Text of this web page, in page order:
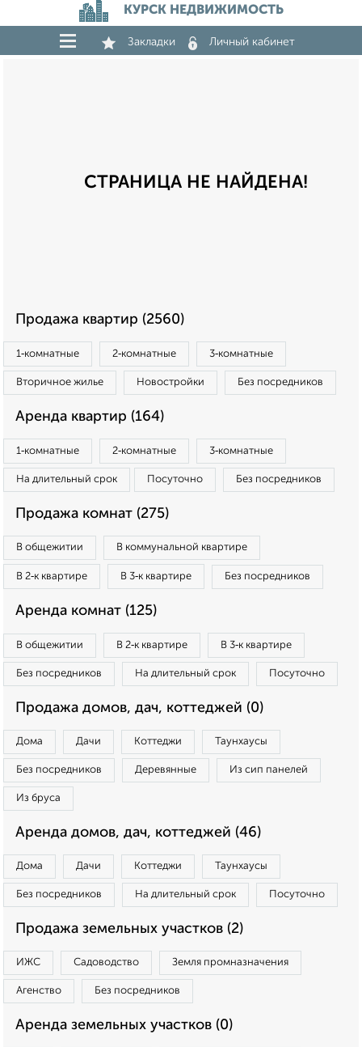
КУРСК НЕДВИЖИМОСТЬ
Закладки Личный кабинет
СТРАНИЦА НЕ НАЙДЕНА!
Продажа квартир (2560)
1‑комнатные 2‑комнатные 3‑комнатные
Вторичное жилье Новостройки Без посредников
Аренда квартир (164)
1‑комнатные 2‑комнатные 3‑комнатные
На длительный срок Посуточно Без посредников
Продажа комнат (275)
В общежитии В коммунальной квартире
В 2‑к квартире В 3‑к квартире Без посредников
Аренда комнат (125)
В общежитии В 2‑к квартире В 3‑к квартире
Без посредников На длительный срок Посуточно
Продажа домов, дач, коттеджей (0)
Дома Дачи Коттеджи Таунхаусы
Без посредников Деревянные Из сип панелей
Из бруса
Аренда домов, дач, коттеджей (46)
Дома Дачи Коттеджи Таунхаусы
Без посредников На длительный срок Посуточно
Продажа земельных участков (2)
ИЖС Садоводство Земля промназначения
Агенство Без посредников
Аренда земельных участков (0)